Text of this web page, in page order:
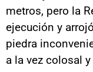
metros, pero la
ejecución y
piedra
a la vez colosal